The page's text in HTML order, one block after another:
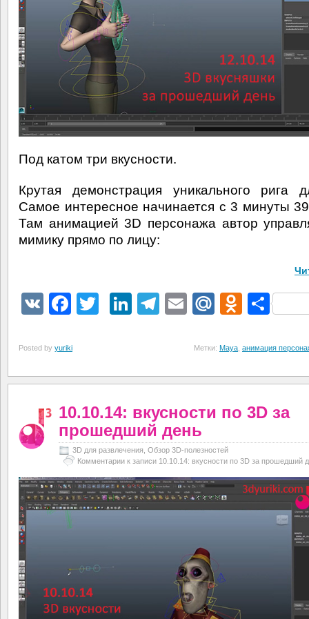
Под катом три вкусности.
Крутая демонстрация уникального рига
Самое интересное начинается с 3 минуты
Там анимацией 3D персонажа автор
мимику прямо по лицу:
VK Facebook
TwitterLinkedIn
Telegram
EmailMail.Ru
Posted by yuriki Метки: Maya анимация
10.10.14: вкусности по 3D за
прошедший день
3D для развлечения Обзор 3D-полезностей
Комментарии к записи 10.10.14: вкусности по 3D за прошедший